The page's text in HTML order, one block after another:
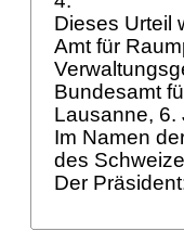
Dieses Urteil
Amt für
Bundesamt
Lausanne, 6.
Im Namen
des
Der